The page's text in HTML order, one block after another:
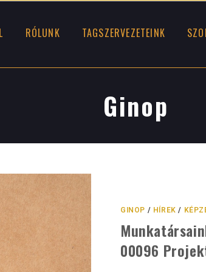
RÓLUNK TAGSZERVEZETEINK
Ginop
GINOP / HÍREK /
00096